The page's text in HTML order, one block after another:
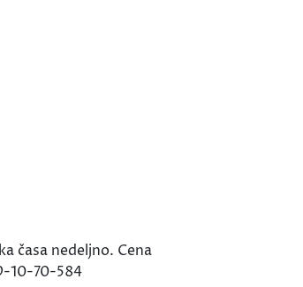
časa nedeljno. Cena
10-70-584